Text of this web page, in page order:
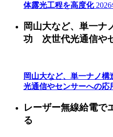
体露光工程を高度化
岡山大など、単一ナ
功 次世代光通信や
岡山大など、単一ナノ
光通信やセンサーへの応
レーザー無線給電で
る